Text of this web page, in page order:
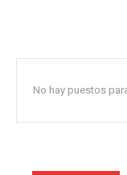
No hay puestos